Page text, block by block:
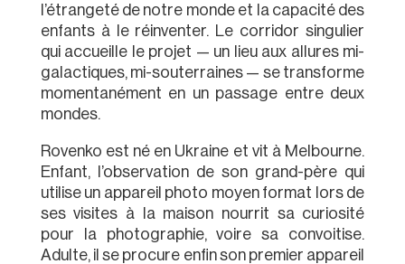
l’étrangeté de notre monde et la capacité des
enfants à le réinventer. Le corridor singulier
qui accueille le projet — un lieu aux allures mi-
galactiques, mi-souterraines — se transforme
momentanément en un passage entre deux
mondes.
Rovenko est né en Ukraine et vit à Melbourne.
Enfant, l’observation de son grand-père qui
utilise un appareil photo moyen format lors de
ses visites à la maison nourrit sa curiosité
pour la photographie, voire sa convoitise.
Adulte, il se procure enfin son premier appareil